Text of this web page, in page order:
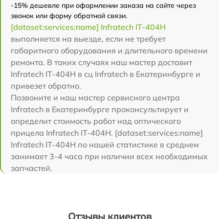
-15% дешевле при оформлении заказа на сайте через
звонок или форму обратной связи.
[dataset:services:name] Infratech IT-404H
выполняется на выезде, если не требует
габаритного оборудования и длительного времени
ремонта. В таких случаях наш мастер доставит
Infratech IT-404H в сц Infratech в Екатеринбурге и
привезет обратно.
Позвоните и наш мастер сервисного центра
Infratech в Екатеринбурге проконсультирует и
определит стоимость работ над оптического
прицела Infratech IT-404H. [dataset:services:name]
Infratech IT-404H по нашей статистике в среднем
занимает 3-4 часа при наличии всех необходимых
запчастей.
Отзывы клиентов